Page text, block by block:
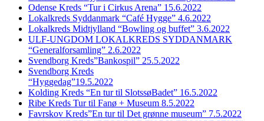
Odense Kreds “Tur i Cirkus Arena” 15.6.2022
Lokalkreds Syddanmark “Café Hygge” 4.6.2022
Lokalkreds Midtjylland “Bowling og buffet” 3.6.2022
ULF-UNGDOM LOKALKREDS SYDDANMARK
“Generalforsamling” 2.6.2022
Svendborg Kreds”Bankospil” 25.5.2022
Svendborg Kreds
“Hyggedag”19.5.2022
Kolding Kreds “En tur til SlotssøBadet” 16.5.2022
Ribe Kreds Tur til Fanø + Museum 8.5.2022
Favrskov Kreds”En tur til Det grønne museum” 7.5.2022